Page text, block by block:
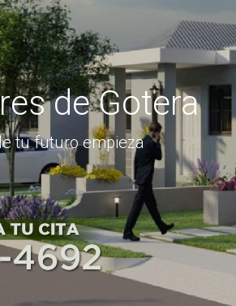
de Gotera
tu futuro empieza